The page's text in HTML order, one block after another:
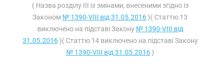
( Назва розділу III із змінами, внесеними згідно із
Законом № 1390-VIII від 31.05.2016)( Статтю 13
виключено на підставі Закону № 1390-VIII від
31.05.2016)( Статтю 14 виключено на підставі Закону
№ 1390-VIII від 31.05.2016)